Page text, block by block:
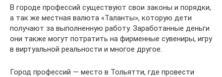
В городе профессий существуют свои законы и порядки,
а так же местная валюта «Таланты», которую дети
получают за выполненную работу. Заработанные деньги
они также могут потратить на фирменные сувениры, игру
в виртуальной реальности и многое другое.
Город профессий — место в Тольятти, где провести